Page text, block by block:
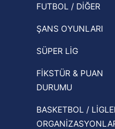
olarak kullanılan
haberleri
haberleri
haberleri
FUTBOL / DİĞER
ŞANS OYUNLARI
SÜPER LİG
FİKSTÜR & PUAN
DURUMU
BASKETBOL /